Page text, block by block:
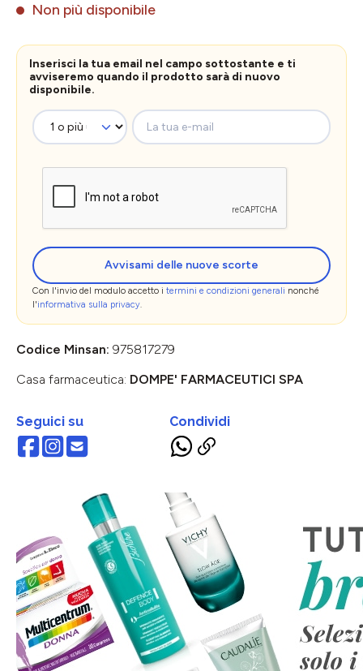
Non più disponibile
Inserisci la tua email nel campo sottostante e ti
avviseremo quando il prodotto sarà di nuovo
disponibile.
La tua e-mail
Avvisami delle nuove scorte
Con l'invio del modulo accetto i termini e condizioni generali nonché
l'informativa sulla privacy.
Codice Minsan: 975817279
Casa farmaceutica: DOMPE' FARMACEUTICI SPA
Seguici su Condividi